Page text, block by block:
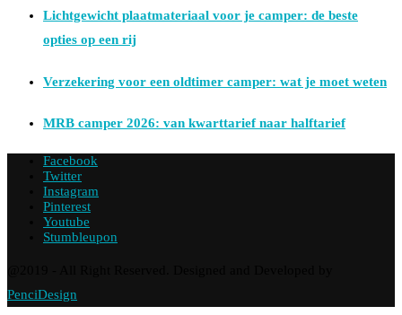
Lichtgewicht plaatmateriaal voor je camper: de beste
opties op een rij
Verzekering voor een oldtimer camper: wat je moet weten
MRB camper 2026: van kwarttarief naar halftarief
Facebook
Twitter
Instagram
Pinterest
Youtube
Stumbleupon
PenciDesign